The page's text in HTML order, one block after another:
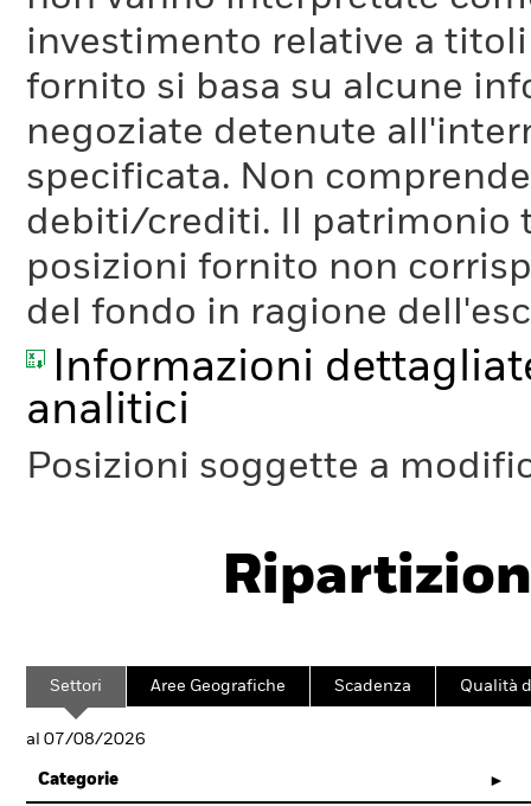
investimento relative a
fornito si basa su alcune
negoziate detenute
specificata. Non
debiti/crediti. Il patrimonio
posizioni fornito non
del fondo in ragione
Informazioni
analitici
Posizioni soggette a
Settori Aree Geografiche Scadenza Qualità
al 07/08/2026
Categorie